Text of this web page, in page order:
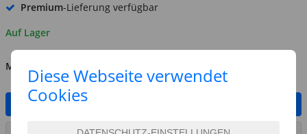
Premium-Lieferung verfügbar
Auf Lager
MENGEDiese Webseite verwendet
Cookies